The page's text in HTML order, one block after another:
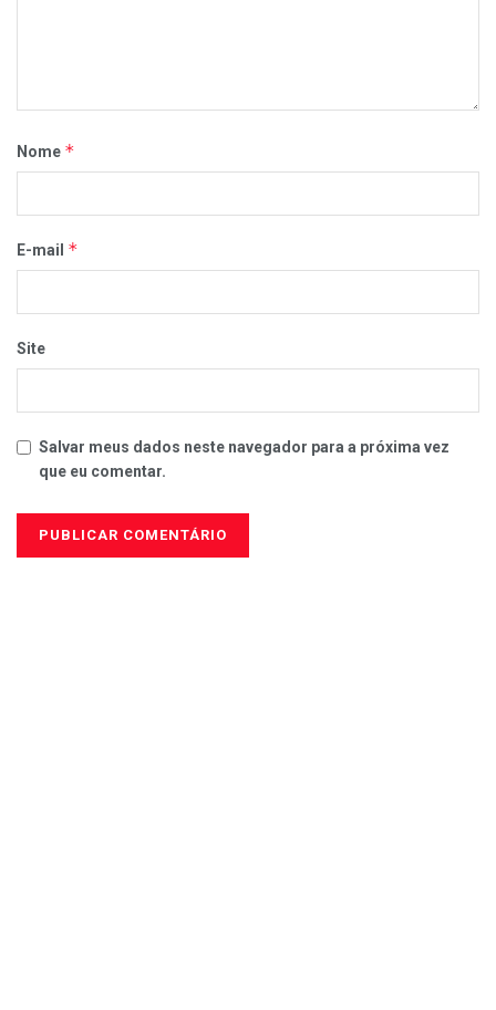
Nome *
E-mail *
Site
Salvar meus dados neste navegador para a próxima vez
que eu comentar.